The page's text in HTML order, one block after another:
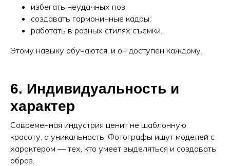
избегать неудачных поз;
создавать гармоничные кадры;
работать в разных стилях съёмки.
Этому навыку обучаются, и он доступен каждому.
6. Индивидуальность и
характер
Современная индустрия ценит не шаблонную
красоту, а уникальность. Фотографы ищут моделей с
характером — тех, кто умеет выделяться и создавать
образ.